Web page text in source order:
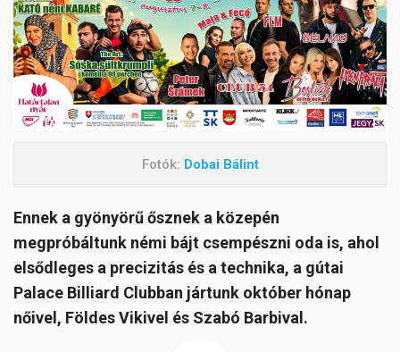
Fotók: Dobai Bálint
Ennek a gyönyörű ősznek a közepén
megpróbáltunk némi bájt csempészni oda is, ahol
elsődleges a precizitás és a technika, a gútai
Palace Billiard Clubban jártunk október hónap
nőivel, Földes Vikivel és Szabó Barbival.